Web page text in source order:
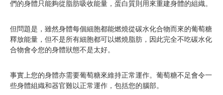
們的身體只能夠從脂肪吸收能量，蛋白質則用來重建身體的組織。
但問題是，雖然身體每個細胞都能燃燒從碳水化合物而來的葡萄糖
釋放能量，但不是所有細胞都可以燃燒脂肪，因此完全不吃碳水化
合物會令您的身體狀態不是太好。
事實上您的身體亦需要葡萄糖來維持正常運作。葡萄糖不足會令一
些身體組織和器官難以正常運作，包括您的腦部。